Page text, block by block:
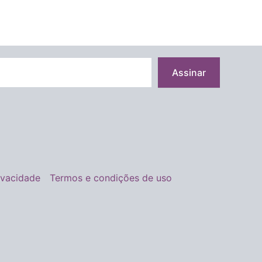
Assinar
Termos e condições de uso